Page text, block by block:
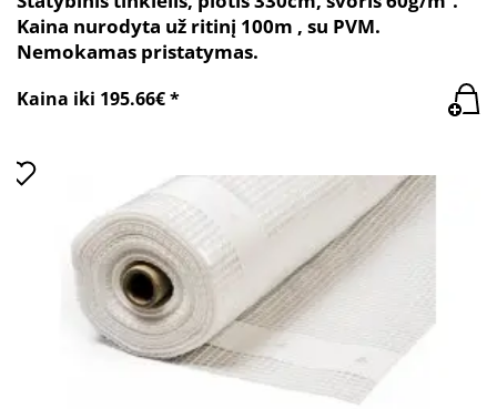
Kaina nurodyta už ritinį 100m , su PVM.
Nemokamas pristatymas.
Kaina iki 195.66€ *